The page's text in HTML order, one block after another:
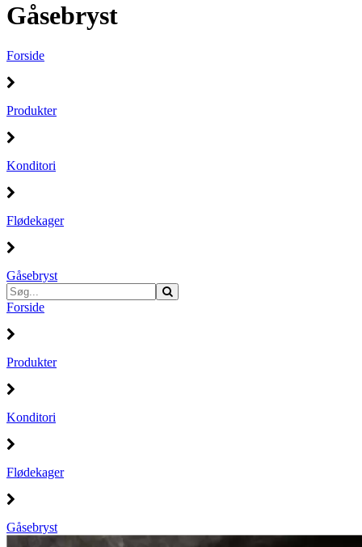
Gåsebryst
Forside
Produkter
Konditori
Flødekager
Gåsebryst
Forside
Produkter
Konditori
Flødekager
Gåsebryst